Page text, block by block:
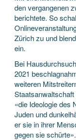
den vergangenen
berichtete. So
Zürich zu und
ein.
Bei
2021
weiteren
«die Ideologie des
Juden und
er sie in ihrer
gegen sie schürte».